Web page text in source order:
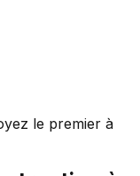
le premier à